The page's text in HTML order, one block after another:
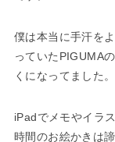
僕は本当に手汗を
っていたPIGUMA
くになってました。
iPadでメモやイラ
時間のお絵かきは